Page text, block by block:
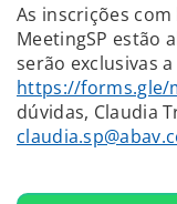
As inscrições
MeetingSP estão
serão exclusivas
https://forms.gle/
dúvidas, Claudia